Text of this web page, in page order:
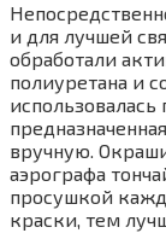
и для лучшей
обработали
полиуретана и
использовалась
вручную.
аэрографа
просушкой
краски, тем